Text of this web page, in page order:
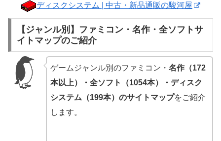
ディスクシステム | 中古・新品通販の駿河屋
【ジャンル別】ファミコン・名作・全ソフトサ
イトマップのご紹介
ゲームジャンル別のファミコン・ 名作（172
本以上）・全ソフト（1054本）・ディスク
システム（199本）のサイトマップをご紹介
します。